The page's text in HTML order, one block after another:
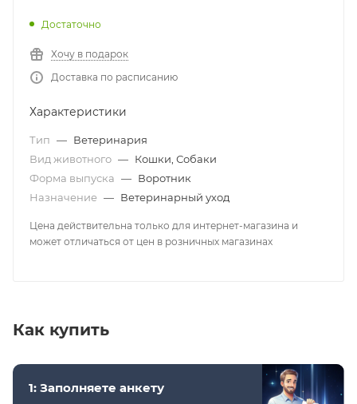
Достаточно
Хочу в подарок
Доставка по расписанию
Характеристики
Тип — Ветеринария
Вид животного — Кошки, Собаки
Форма выпуска — Воротник
Назначение — Ветеринарный уход
Цена действительна только для интернет-магазина и
может отличаться от цен в розничных магазинах
Как купить
1: Заполняете анкету